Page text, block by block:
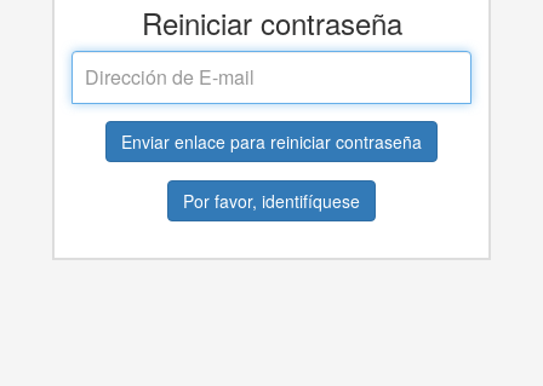
Reiniciar contraseña
E-
mail
Enviar enlace para reiniciar contraseña
Por favor, identifíquese